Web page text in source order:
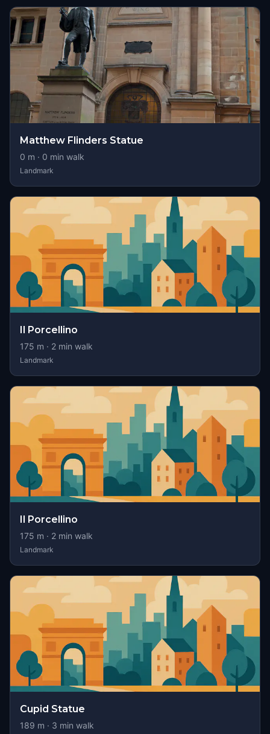
Matthew Flinders Statue
0 m · 0 min walk
Landmark
Il Porcellino
175 m · 2 min walk
Landmark
Il Porcellino
175 m · 2 min walk
Landmark
Cupid Statue
189 m · 3 min walk